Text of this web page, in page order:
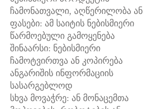
ჩამონათვალი, აღწერილობა ან
ფასები: ამ საიტის ნებისმიერი
წარმოებული გამოყენება
შინაარსი: ნებისმიერი
ჩამოტვირთვა ან კოპირება
ანგარიშის ინფორმაციის
სასარგებლოდ
სხვა მოვაჭრე: ან მონაცემთა